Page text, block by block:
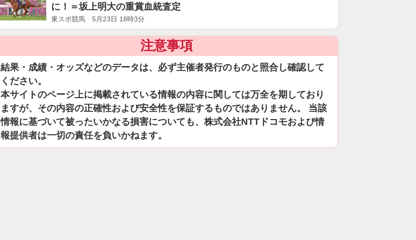
に！＝坂上明大の重賞血統査定
東スポ競馬 5月23日 18時3分
注意事項
結果・成績・オッズなどのデータは、必ず主催者発行のものと照合し確認して
ください。
本サイトのページ上に掲載されている情報の内容に関しては万全を期しており
ますが、その内容の正確性および安全性を保証するものではありません。 当該
情報に基づいて被ったいかなる損害についても、株式会社NTTドコモおよび情
報提供者は一切の責任を負いかねます。